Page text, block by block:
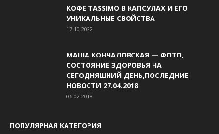
КОФЕ TASSIMO В КАПСУЛАХ И ЕГО
УНИКАЛЬНЫЕ СВОЙСТВА
17.10.2022
МАША КОНЧАЛОВСКАЯ — ФОТО,
СОСТОЯНИЕ ЗДОРОВЬЯ НА
СЕГОДНЯШНИЙ ДЕНЬ,ПОСЛЕДНИЕ
НОВОСТИ 27.04.2018
06.02.2018
ПОПУЛЯРНАЯ КАТЕГОРИЯ